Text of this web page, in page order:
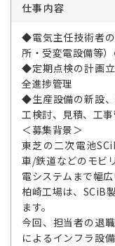
仕事内容
◆電気主任技術者
所・受変電設備等
◆定期点検の計画
全進捗管理
◆生産設備の新設
工検討、見積、工事
＜募集背景＞
東芝の二次電池
車/鉄道などのモビ
電システムまで幅
柏崎工場は、SCiB
ます。
今回、担当者の退
によるインフラ設